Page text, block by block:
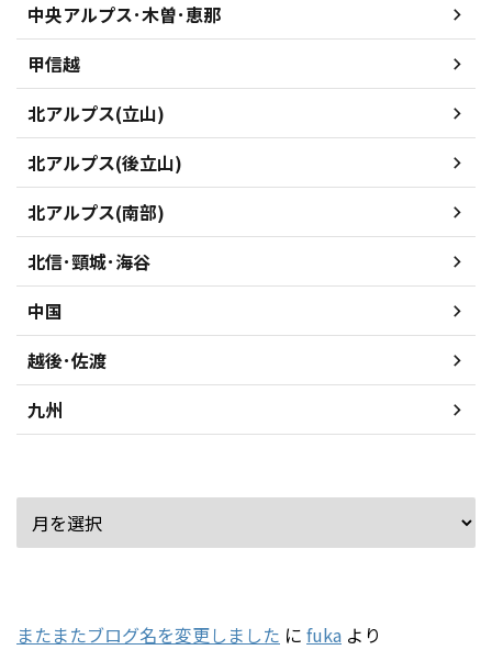
中央アルプス･木曽･恵那
甲信越
北アルプス(立山)
北アルプス(後立山)
北アルプス(南部)
北信･頸城･海谷
中国
越後･佐渡
九州
またまたブログ名を変更しました に fuka より